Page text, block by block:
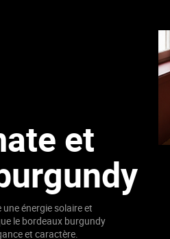
et
énergie solaire et
le bordeaux burgundy
et caractère.